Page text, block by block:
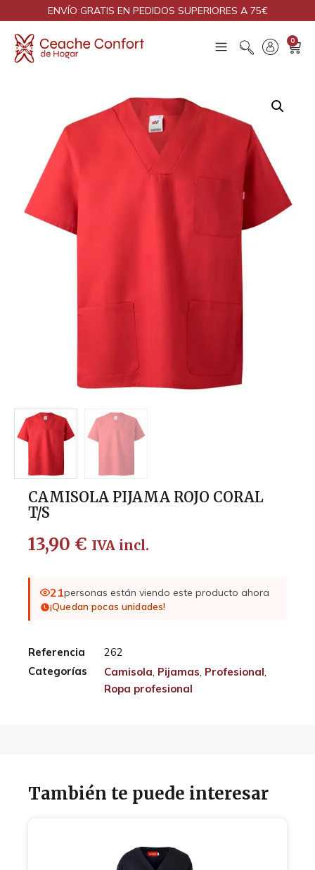
ENVÍO GRATIS EN PEDIDOS SUPERIORES A 75€
0
CAMISOLA PIJAMA ROJO CORAL
T/S
13,90 € IVA incl.
21personas están viendo este producto ahora
¡Quedan pocas unidades!
Referencia
262
Categorías
Camisola, Pijamas, Profesional,
Ropa profesional
También te puede interesar